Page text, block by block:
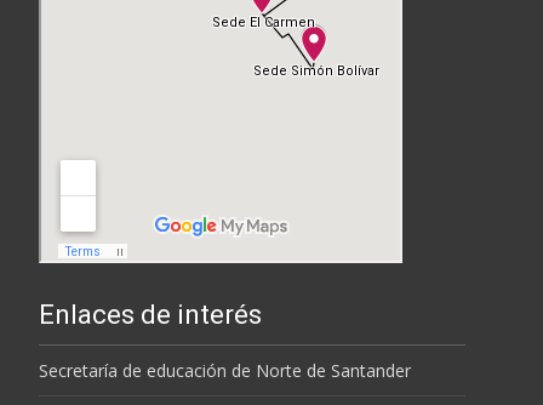
Enlaces de interés
Secretaría de educación de Norte de Santander